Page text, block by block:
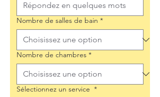
Nombre de salles de bain *
Nombre de chambres *
Sélectionnez un service *